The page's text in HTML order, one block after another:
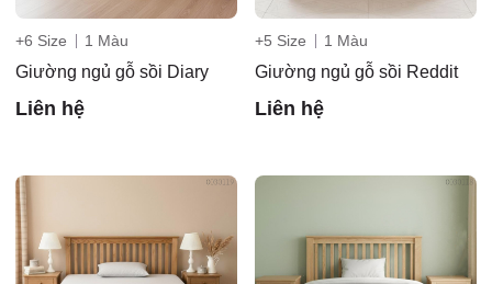
+6 Size 1 Màu
Giường ngủ gỗ sồi Diary
Liên hệ
+5 Size 1 Màu
Giường ngủ gỗ sồi Reddit
Liên hệ